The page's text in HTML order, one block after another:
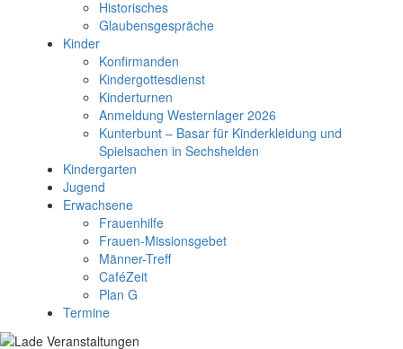
Historisches
Glaubensgespräche
Kinder
Konfirmanden
Kindergottesdienst
Kinderturnen
Anmeldung Westernlager 2026
Kunterbunt – Basar für Kinderkleidung und
Spielsachen in Sechshelden
Kindergarten
Jugend
Erwachsene
Frauenhilfe
Frauen-Missionsgebet
Männer-Treff
CaféZeit
Plan G
Termine